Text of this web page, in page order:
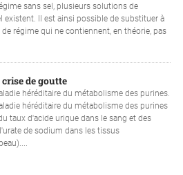
sans sel, plusieurs solutions de
existent. Il est ainsi possible de substituer à
régime qui ne contiennent, en théorie, pas
de goutte
héréditaire du métabolisme des purines.
héréditaire du métabolisme des purines
taux d'acide urique dans le sang et des
de sodium dans les tissus